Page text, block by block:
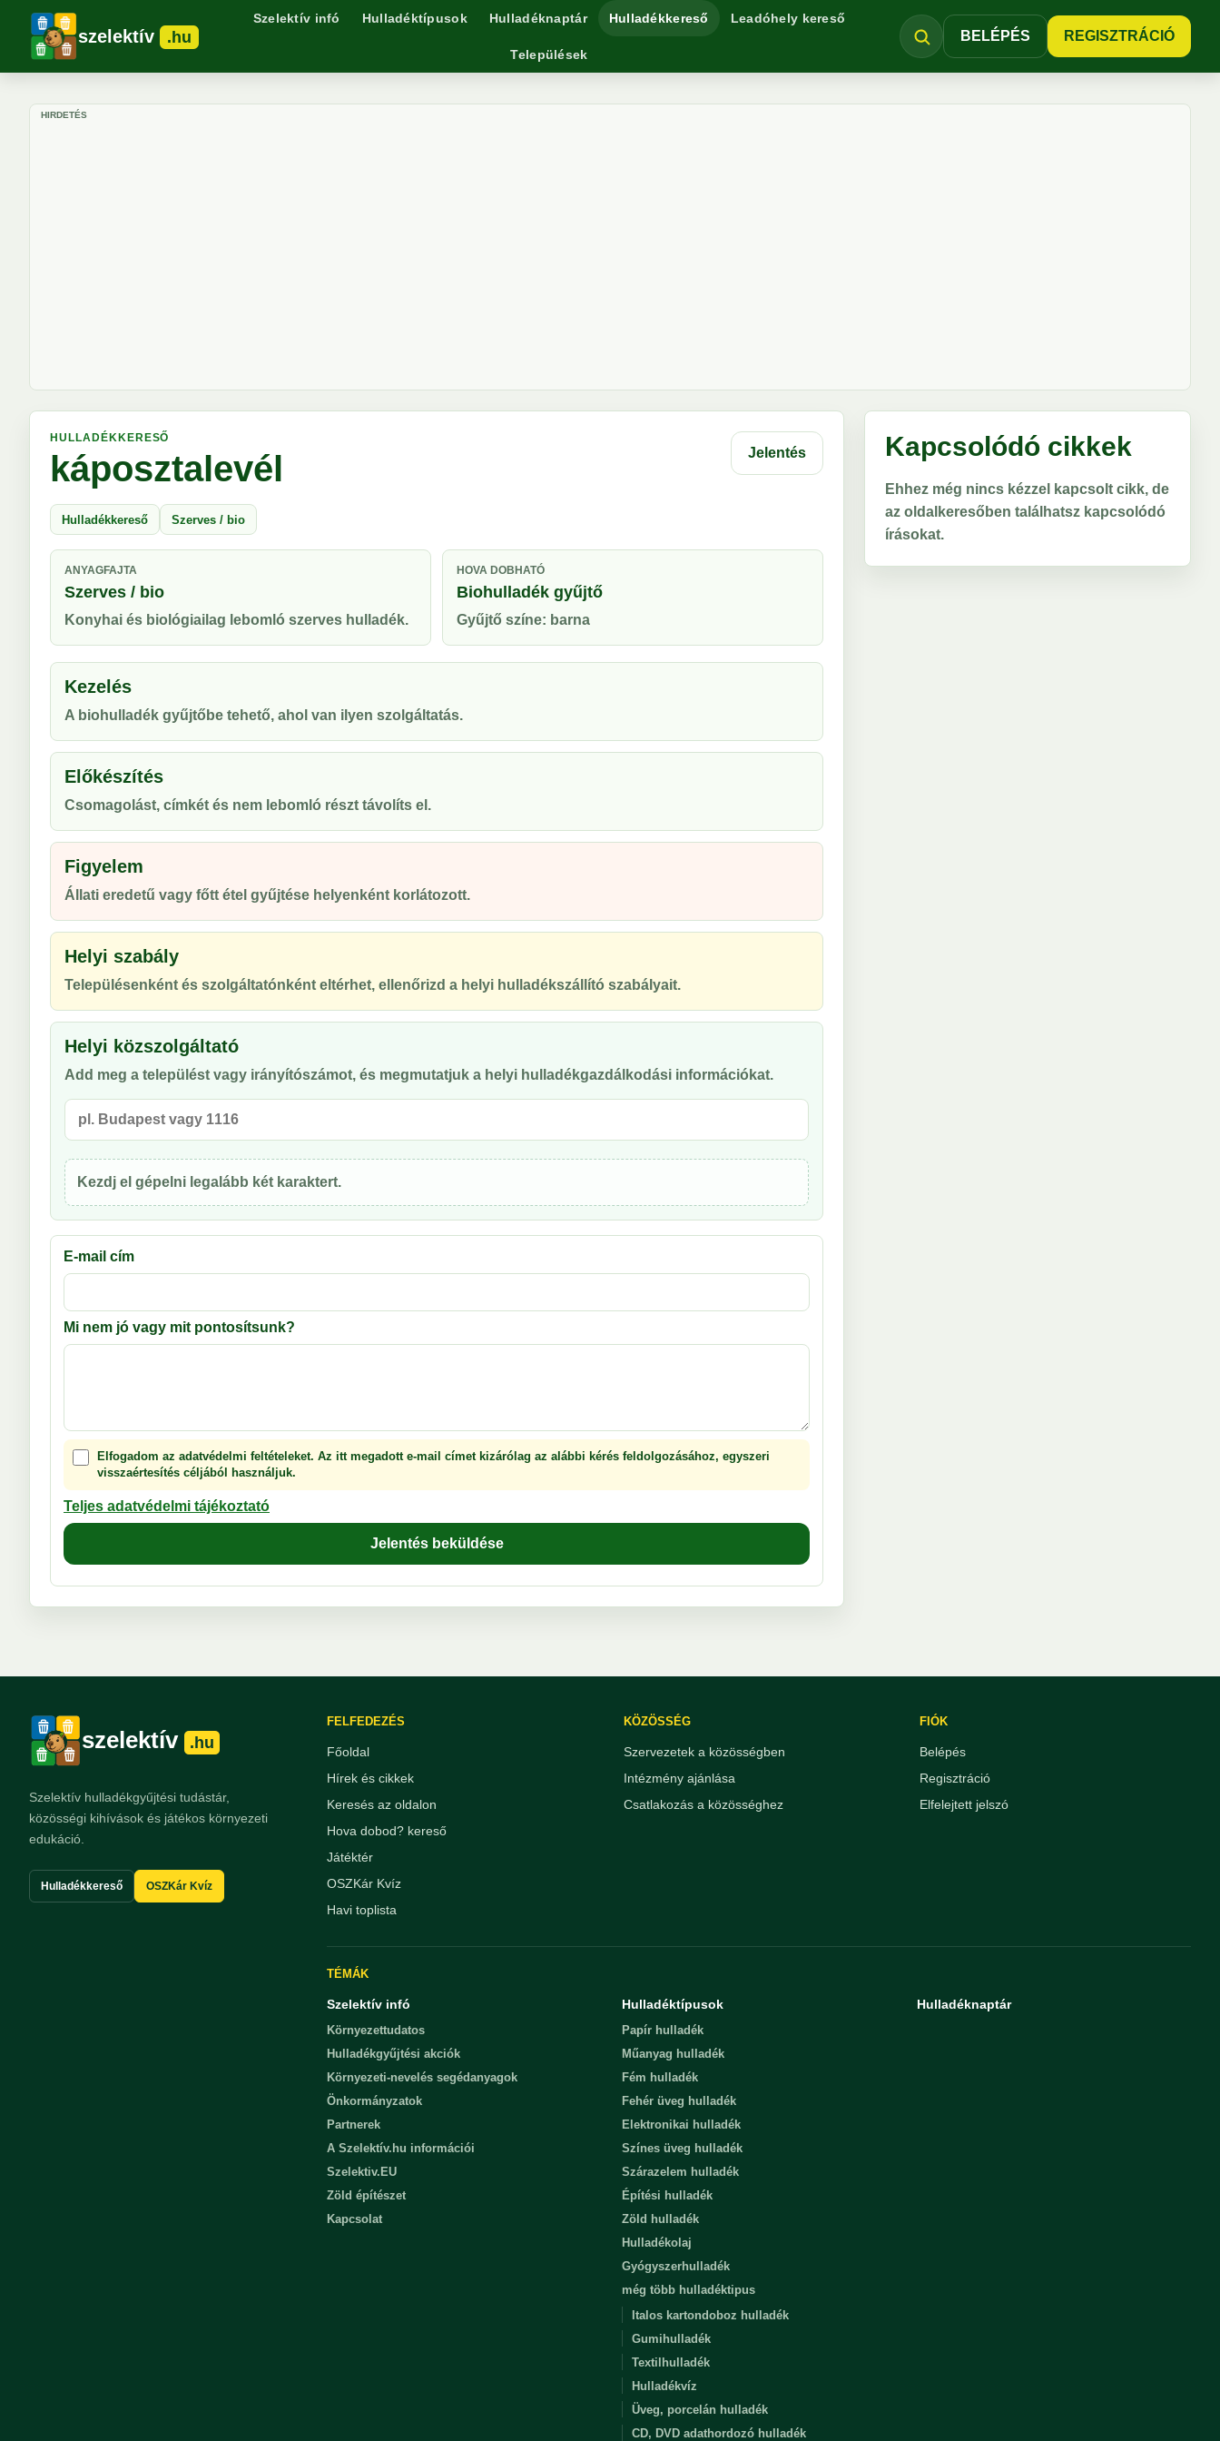
szelektív .hu
Szelektív infó Hulladéktípusok Hulladéknaptár Hulladékkereső Leadóhely kereső
Települések
BELÉPÉS REGISZTRÁCIÓ
HIRDETÉS
HULLADÉKKERESŐ
káposztalevél Jelentés
Hulladékkereső Szerves / bio
ANYAGFAJTA
Szerves / bio
Konyhai és biológiailag lebomló szerves hulladék.
HOVA DOBHATÓ
Biohulladék gyűjtő
Gyűjtő színe: barna
Kezelés
A biohulladék gyűjtőbe tehető, ahol van ilyen szolgáltatás.
Előkészítés
Csomagolást, címkét és nem lebomló részt távolíts el.
Figyelem
Állati eredetű vagy főtt étel gyűjtése helyenként korlátozott.
Helyi szabály
Településenként és szolgáltatónként eltérhet, ellenőrizd a helyi hulladékszállító szabályait.
Helyi közszolgáltató
Add meg a települést vagy irányítószámot, és megmutatjuk a helyi hulladékgazdálkodási információkat.
Kezdj el gépelni legalább két karaktert.
E-mail cím
Mi nem jó vagy mit pontosítsunk?
Elfogadom az adatvédelmi feltételeket. Az itt megadott e-mail címet kizárólag az alábbi kérés feldolgozásához, egyszeri
visszaértesítés céljából használjuk.
Teljes adatvédelmi tájékoztató
Jelentés beküldése
Kapcsolódó cikkek
Ehhez még nincs kézzel kapcsolt cikk, de
az oldalkeresőben találhatsz kapcsolódó
írásokat.
szelektív .hu
Szelektív hulladékgyűjtési tudástár,
közösségi kihívások és játékos környezeti
edukáció.
Hulladékkereső OSZKár Kvíz
FELFEDEZÉS
Főoldal
Hírek és cikkek
Keresés az oldalon
Hova dobod? kereső
Játéktér
OSZKár Kvíz
Havi toplista
KÖZÖSSÉG
Szervezetek a közösségben
Intézmény ajánlása
Csatlakozás a közösséghez
FIÓK
Belépés
Regisztráció
Elfelejtett jelszó
TÉMÁK
Szelektív infó
Környezettudatos
Hulladékgyűjtési akciók
Környezeti-nevelés segédanyagok
Önkormányzatok
Partnerek
A Szelektív.hu információi
Szelektiv.EU
Zöld építészet
Kapcsolat
Hulladéktípusok
Papír hulladék
Műanyag hulladék
Fém hulladék
Fehér üveg hulladék
Elektronikai hulladék
Színes üveg hulladék
Szárazelem hulladék
Építési hulladék
Zöld hulladék
Hulladékolaj
Gyógyszerhulladék
még több hulladéktipus
Italos kartondoboz hulladék
Gumihulladék
Textilhulladék
Hulladékvíz
Üveg, porcelán hulladék
CD, DVD adathordozó hulladék
Hulladéknaptár